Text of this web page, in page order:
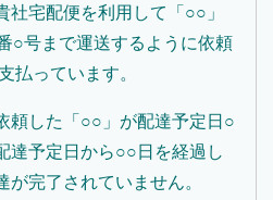
宅配便を利用して「○○」
○号まで運送するように依頼
払っています。
頼した「○○」が配達予定日○
達予定日から○○日を経過し
完了されていません。